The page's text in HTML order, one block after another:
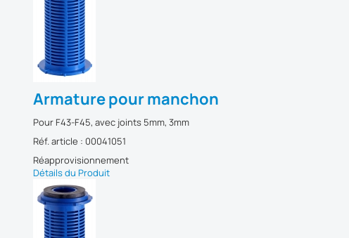
Armature pour manchon
Pour F43-F45, avec joints 5mm, 3mm
Réf. article : 00041051
Réapprovisionnement
Détails du Produit